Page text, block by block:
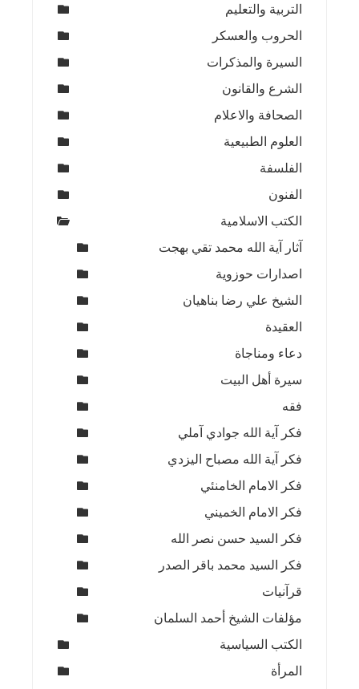
التربية والتعليم
الحروب والعسكر
السيرة والمذكرات
الشرع والقانون
الصحافة والاعلام
العلوم الطبيعية
الفلسفة
الفنون
الكتب الاسلامية
آثار آية الله محمد تقي بهجت
اصدارات حوزوية
الشيخ علي رضا بناهيان
العقيدة
دعاء ومناجاة
سيرة أهل البيت
فقه
فكر آية الله جوادي آملي
فكر آية الله مصباح اليزدي
فكر الامام الخامنئي
فكر الامام الخميني
فكر السيد حسن نصر الله
فكر السيد محمد باقر الصدر
قرآنيات
مؤلفات الشيخ أحمد السلمان
الكتب السياسية
المرأة